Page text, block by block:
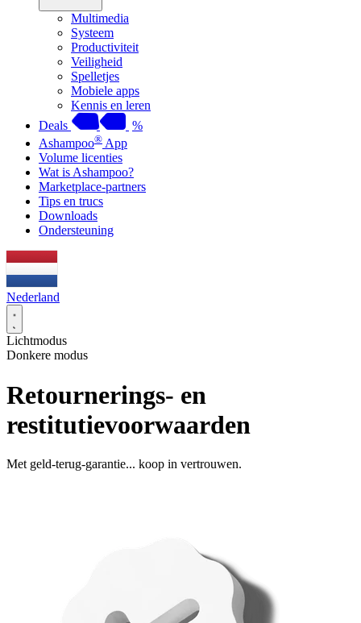
Multimedia
Systeem
Productiviteit
Veiligheid
Spelletjes
Mobiele apps
Kennis en leren
Deals
%
Ashampoo® App
Volume licenties
Wat is Ashampoo?
Marketplace-partners
Tips en trucs
Downloads
Ondersteuning
Nederland
Lichtmodus
Donkere modus
Retournerings- en
restitutievoorwaarden
Met geld-terug-garantie... koop in vertrouwen.